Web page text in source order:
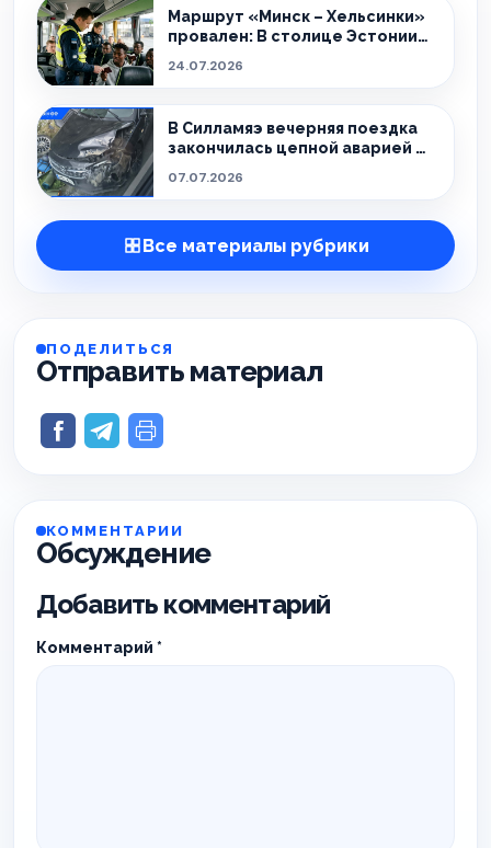
Маршрут «Минск – Хельсинки»
провален: В столице Эстонии
24.07.2026
В Силламяэ вечерняя поездка
закончилась цепной аварией —
07.07.2026
Все материалы рубрики
ПОДЕЛИТЬСЯ
Отправить материал
КОММЕНТАРИИ
Обсуждение
Добавить комментарий
Комментарий *